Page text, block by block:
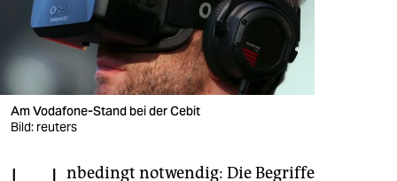
verlag
verlag
veranstaltungen
shop
Am Vodafone-Stand bei der Cebit
Bild: reuters
nbedingt notwendig: Die Begriffe